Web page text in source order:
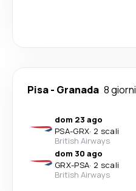
Pisa- Granada 8 giorni
dom 23 ago
PSA-GRX· 2 scali
British Airways
dom 30 ago
GRX-PSA· 2 scali
British Airways